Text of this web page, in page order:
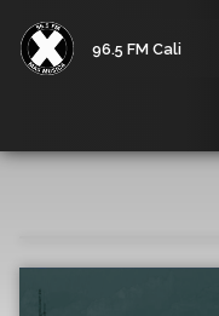
96.5 FM Cali